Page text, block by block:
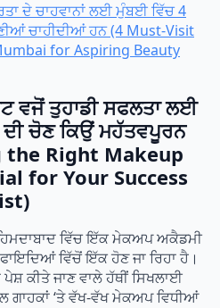
ਦੇ ਚਾਹਵਾਨਾਂ ਲਈ ਮੁੰਬਈ ਵਿੱਚ 4
ਚਾਹੀਦੀਆਂ ਹਨ (4 Must-Visit
for Aspiring Beauty
ਤੁਹਾਡੀ ਸਫਲਤਾ ਲਈ
ਚੋਣ ਕਿਉਂ ਮਹੱਤਵਪੂਰਨ
the Right Makeup
for Your Success
ਵਿੱਚ ਇੱਕ ਮੇਕਅਪ ਅਕੈਡਮੀ
ਵਿੱਚੋਂ ਇੱਕ ਹੋਣ ਜਾ ਰਿਹਾ ਹੈ।
ਕੀਤੇ ਜਾਣ ਵਾਲੇ ਹੱਥੀਂ ਸਿਖਲਾਈ
ਗਾਹਕਾਂ ‘ਤੇ ਵੱਖ-ਵੱਖ ਮੇਕਅਪ ਵਿਧੀਆਂ